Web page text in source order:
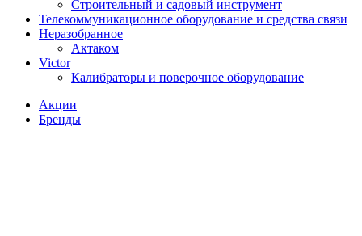
Строительный и садовый инструмент
Телекоммуникационное оборудование и средства связи
Неразобранное
Актаком
Victor
Калибраторы и поверочное оборудование
Акции
Бренды